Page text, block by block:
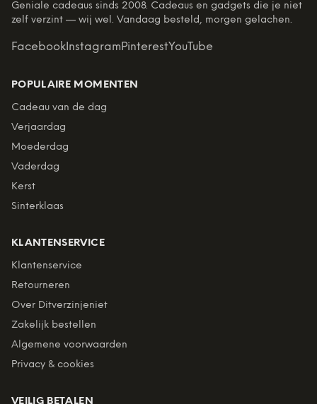
Geniale cadeaus sinds 2008. Cadeaus en gadgets die je niet
zelf verzint — wij wel. Vandaag besteld, morgen gelachen.
Facebook InstagramPinterestYouTube
POPULAIRE MOMENTEN
Cadeau van de dag
Verjaardag
Moederdag
Vaderdag
Kerst
Sinterklaas
KLANTENSERVICE
Klantenservice
Retourneren
Over Ditverzinjeniet
Zakelijk bestellen
Algemene voorwaarden
Privacy & cookies
VEILIG BETALEN